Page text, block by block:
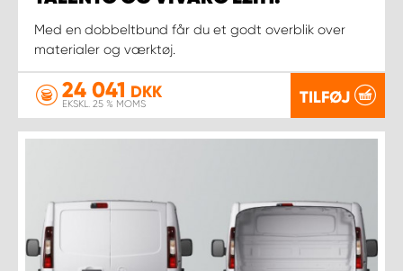
Med en dobbeltbund får du et godt overblik over
materialer og værktøj.
24 041 DKK
EKSKL. 25 % MOMS TILFØJ